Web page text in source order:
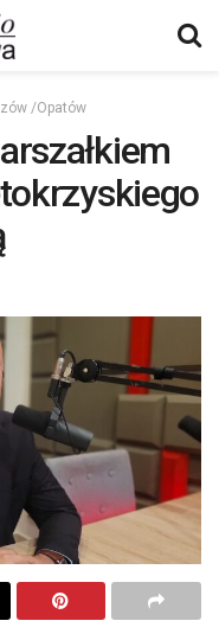
/Opatów